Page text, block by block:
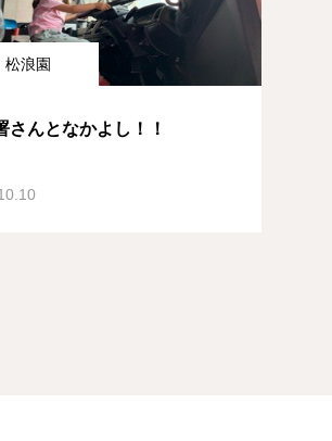
松浪園
さんとなかよし！！